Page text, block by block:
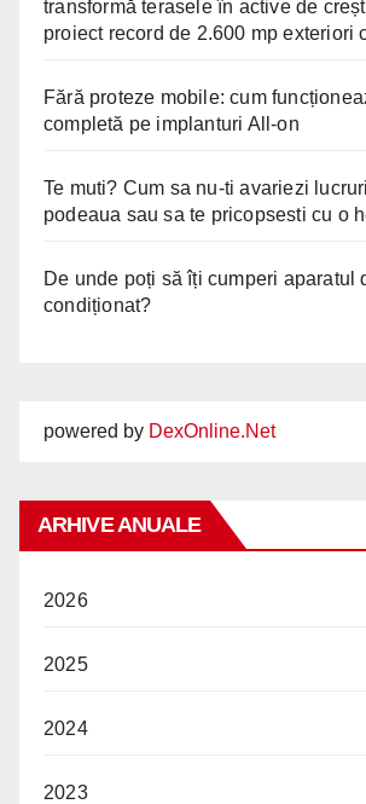
transformă terasele în active de
proiect record de 2.600 mp exteriori
Fără proteze mobile: cum
completă pe implanturi All-on
Te muti? Cum sa nu-ti avariezi
podeaua sau sa te pricopsesti cu o
De unde poți să îți cumperi aparatul
condiționat?
powered by DexOnline.Net
ARHIVE ANUALE
2026
2025
2024
2023